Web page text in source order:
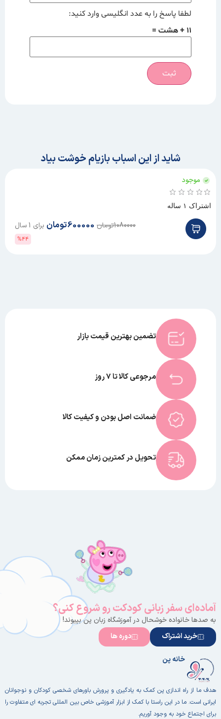
لطفا پاسخ را به عدد انگلیسی وارد کنید:
11 + هشت =
شاید از این اسباب بازیام خوشت بیاد
موجود
اشتراک ۱ ساله
1080000تومان 600000تومان برای 1 سال
%44
تضمین بهترین قیمت بازار
مرجوعی کالا تا 7 روز
ضمانت اصل بودن و کیفیت کالا
تحویل در کمترین زمان ممکن
آماده‌ای سفر زبانی کودکت رو شروع کنی؟
به صدها خانواده خوشحال در آموزشگاه زبان پن بپیوند!
خرید اشتراک
دوره ها
خانه پن
هدف ما از راه اندازی پن کمک به یادگیری و پرورش باورهای شخصی کودکان و نوجوانان
ایرانی است. ما در این راستا با کمک از ابزار آموزشی خاص بین المللی تجربه ای متفاوت را
برای اجتماع خود به وجود آوریم.